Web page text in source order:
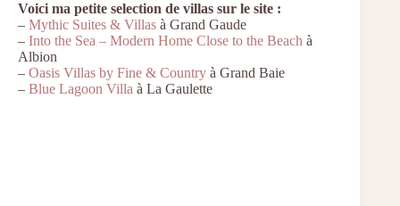
Voici ma petite selection de villas sur le site :
– Mythic Suites & Villas à Grand Gaude
– Into the Sea – Modern Home Close to the Beach à
Albion
– Oasis Villas by Fine & Country à Grand Baie
– Blue Lagoon Villa à La Gaulette